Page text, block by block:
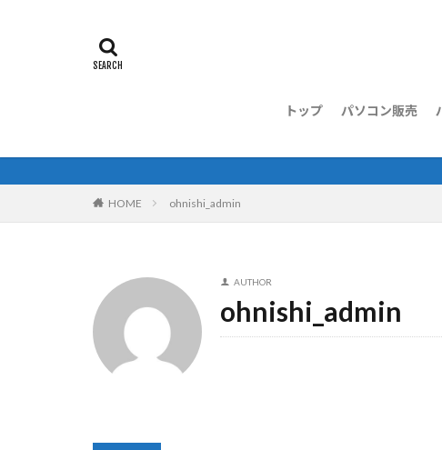
トップ パソコン販売
HOME ohnishi_admin
AUTHOR
ohnishi_admin